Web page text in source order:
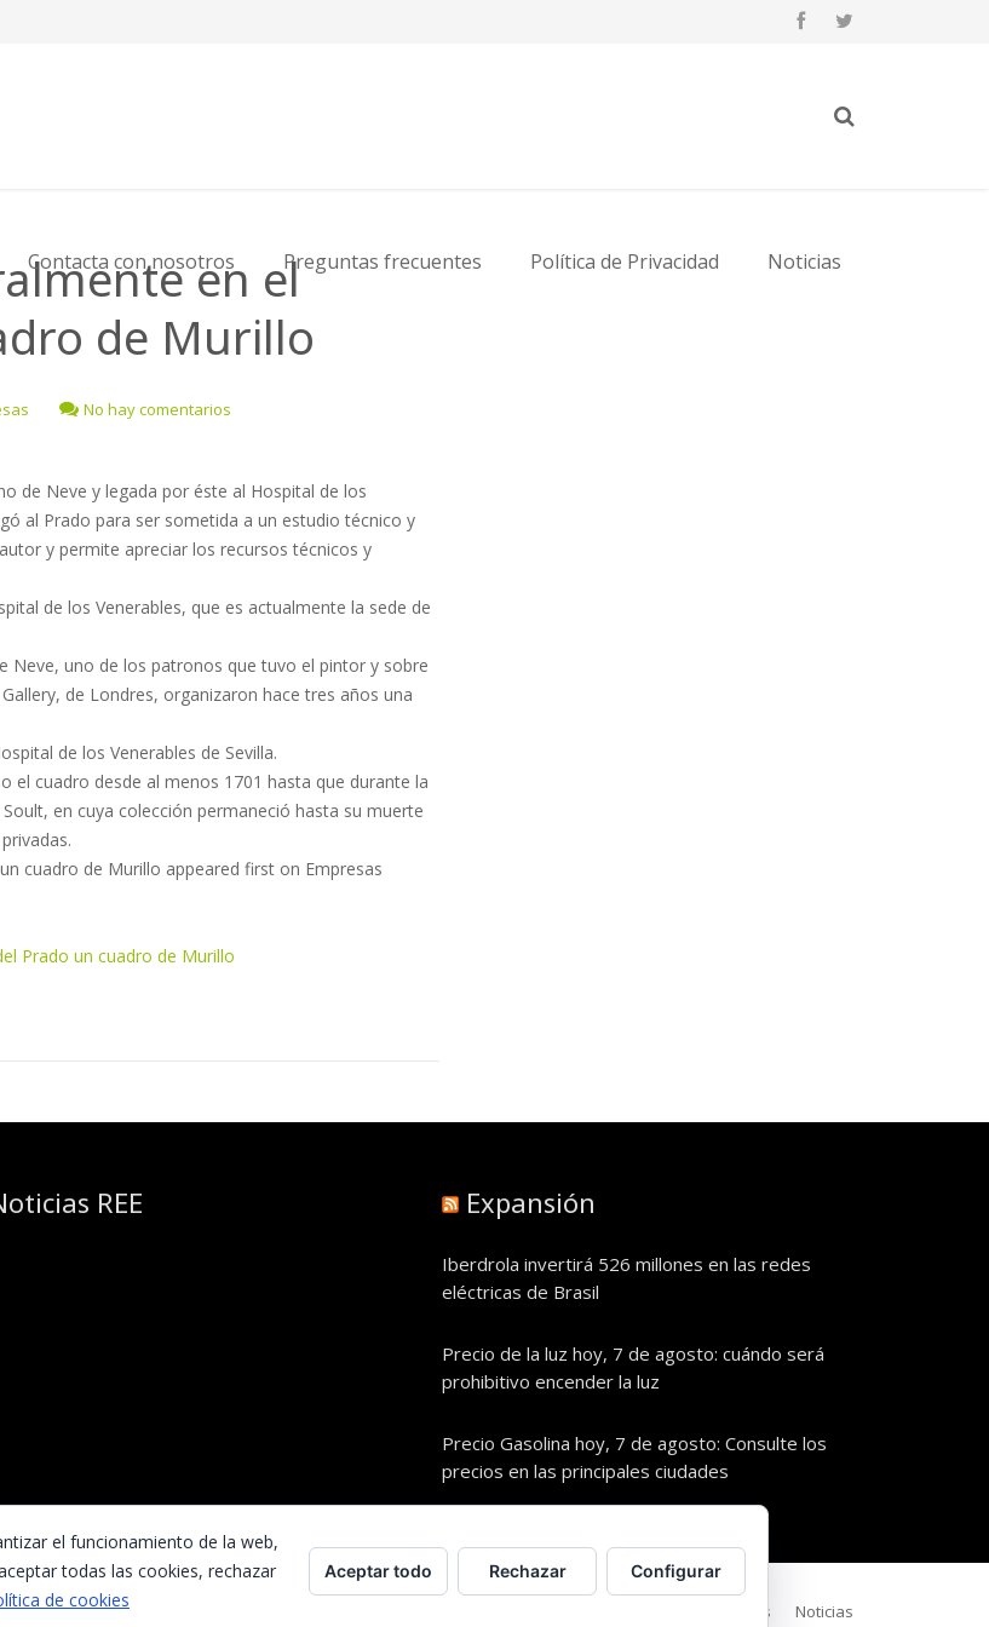
Contacta con nosotros Preguntas frecuentes Política de Privacidad Noticias
en el
de Murillo
No hay comentarios
de Neve y legada por éste al Hospital de los
al Prado para ser sometida a un estudio técnico y
y permite apreciar los recursos técnicos y
de los Venerables, que es actualmente la sede de
Neve, uno de los patronos que tuvo el pintor y sobre
de Londres, organizaron hace tres años una
de los Venerables de Sevilla.
el cuadro desde al menos 1701 hasta que durante la
en cuya colección permaneció hasta su muerte
cuadro de Murillo appeared first on Empresas
Prado un cuadro de Murillo
REE Expansión
Iberdrola invertirá 526 millones en las redes
eléctricas de Brasil
Precio de la luz hoy, 7 de agosto: cuándo será
prohibitivo encender la luz
Precio Gasolina hoy, 7 de agosto: Consulte los
precios en las principales ciudades
con nosotros Política de cookies Noticias
el funcionamiento de la web,
todas las cookies, rechazar
de cookies
Aceptar todo Rechazar Configurar